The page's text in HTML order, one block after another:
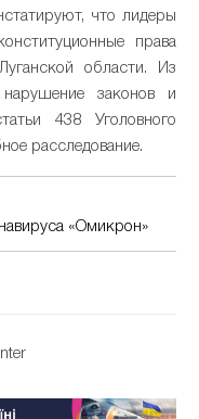
что лидеры
права
области. Из
законов и
438 Уголовного
расследование.
«Омикрон»